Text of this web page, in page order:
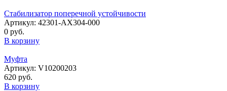
Стабилизатор поперечной устойчивости
Артикул: 42301-AX304-000
0 руб.
В корзину
Муфта
Артикул: V10200203
620 руб.
В корзину